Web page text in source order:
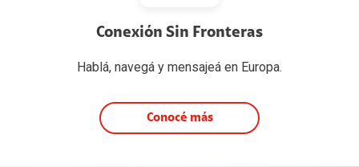
Conexión Sin Fronteras
Hablá, navegá y mensajeá en Europa.
Conocé más